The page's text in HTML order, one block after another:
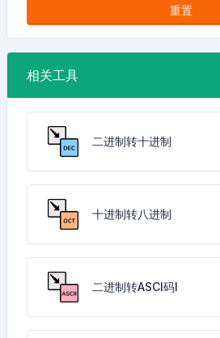
重置
相关工具
二进制转十进制
十进制转八进制
二进制转ASCI码I